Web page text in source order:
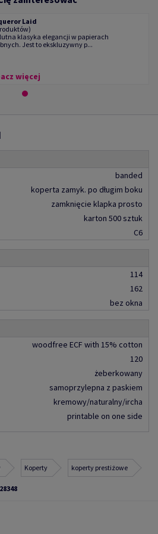
Laid
klasyka elegancji w papierach
Jest to ekskluzywny p...
więcej
banded
koperta zamyk. po długim boku
zamknięcie klapka prosto
karton 500 sztuk
C6
114
162
bez okna
woodfree ECF with 15% cotton
120
żeberkowany
samoprzylepna z paskiem
kremowy/naturalny/ircha
printable on one side
Koperty koperty prestiżowe